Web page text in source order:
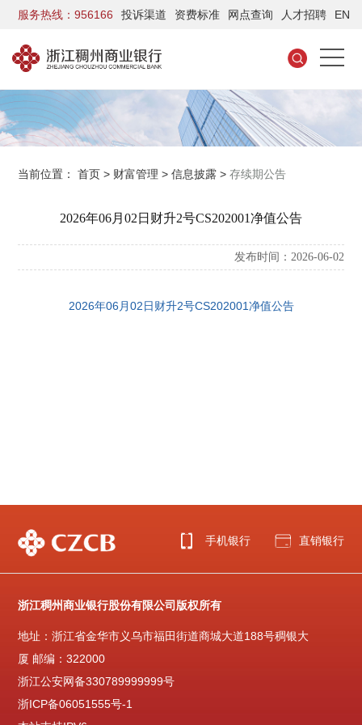
服务热线：956166 投诉渠道 资费标准 网点查询 人才招聘 EN
当前位置：首页 > 财富管理 >信息披露 >存续期公告
2026年06月02日财升2号CS202001净值公告
发布时间：2026-06-02
2026年06月02日财升2号CS202001净值公告
手机银行 直销银行
浙江稠州商业银行股份有限公司版权所有
地址：浙江省金华市义乌市福田街道商城大道188号稠银大
厦 邮编：322000
浙江公安网备330789999999号
浙ICP备06051555号-1